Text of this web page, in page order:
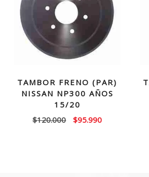
TAMBOR FRENO (PAR)
NISSAN NP300 AÑOS
15/20
$120.000
El
$95.990El